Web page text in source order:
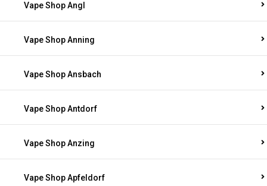
Vape Shop Angl
Vape Shop Anning
Vape Shop Ansbach
Vape Shop Antdorf
Vape Shop Anzing
Vape Shop Apfeldorf